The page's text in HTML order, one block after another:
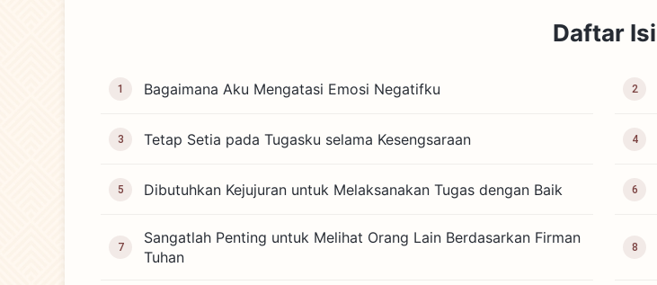
Daftar Isi
1 Bagaimana Aku Mengatasi Emosi Negatifku 2
3 Tetap Setia pada Tugasku selama Kesengsaraan 4
5 Dibutuhkan Kejujuran untuk Melaksanakan Tugas dengan Baik 6
7
Sangatlah Penting untuk Melihat Orang Lain Berdasarkan Firman
Tuhan
8